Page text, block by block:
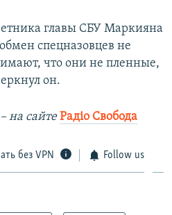
главы СБУ Маркияна
спецназовцев не
что они не пленные,
он.
на сайте Радіо Свобода
без VPN Follow us